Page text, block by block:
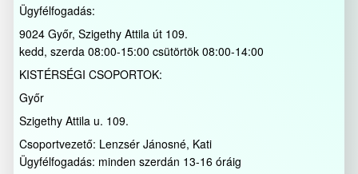
Ügyfélfogadás:
9024 Győr, Szigethy Attila út 109.
kedd, szerda 08:00-15:00 csütörtök 08:00-14:00
KISTÉRSÉGI CSOPORTOK:
Győr
Szigethy Attila u. 109.
Csoportvezető: Lenzsér Jánosné, Kati
Ügyfélfogadás: minden szerdán 13-16 óráig